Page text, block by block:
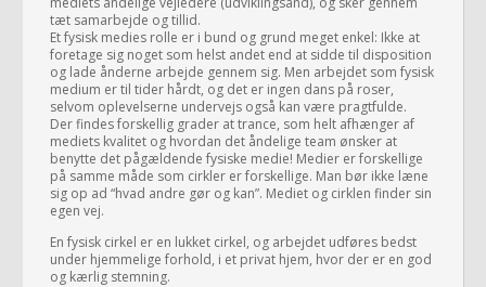
tæt samarbejde og tillid.
Et fysisk medies rolle er i bund og grund meget enkel: Ikke at
foretage sig noget som helst andet end at sidde til disposition
og lade ånderne arbejde gennem sig. Men arbejdet som fysisk
medium er til tider hårdt, og det er ingen dans på roser,
selvom oplevelserne undervejs også kan være pragtfulde.
Der findes forskellig grader at trance, som helt afhænger af
mediets kvalitet og hvordan det åndelige team ønsker at
benytte det pågældende fysiske medie! Medier er forskellige
på samme måde som cirkler er forskellige. Man bør ikke læne
sig op ad “hvad andre gør og kan”. Mediet og cirklen finder sin
egen vej.
En fysisk cirkel er en lukket cirkel, og arbejdet udføres bedst
under hjemmelige forhold, i et privat hjem, hvor der er en god
og kærlig stemning.